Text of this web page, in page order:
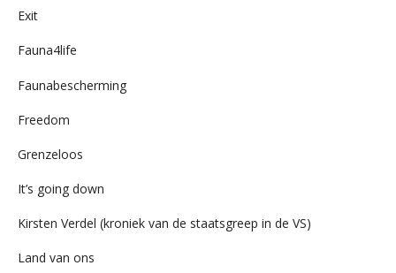
Exit
Fauna4life
Faunabescherming
Freedom
Grenzeloos
It’s going down
Kirsten Verdel (kroniek van de staatsgreep in de VS)
Land van ons